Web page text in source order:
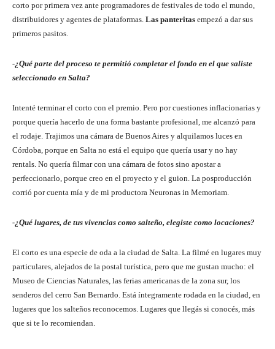
corto por primera vez ante programadores de festivales de todo el mundo,
distribuidores y agentes de plataformas. Las panteritas empezó a dar sus
primeros pasitos.
-¿Qué parte del proceso te permitió completar el fondo en el que saliste
seleccionado en Salta?
Intenté terminar el corto con el premio. Pero por cuestiones inflacionarias y
porque quería hacerlo de una forma bastante profesional, me alcanzó para
el rodaje. Trajimos una cámara de Buenos Aires y alquilamos luces en
Córdoba, porque en Salta no está el equipo que quería usar y no hay
rentals. No quería filmar con una cámara de fotos sino apostar a
perfeccionarlo, porque creo en el proyecto y el guion. La posproducción
corrió por cuenta mía y de mi productora Neuronas in Memoriam.
-¿Qué lugares, de tus vivencias como salteño, elegiste como locaciones?
El corto es una especie de oda a la ciudad de Salta. La filmé en lugares muy
particulares, alejados de la postal turística, pero que me gustan mucho: el
Museo de Ciencias Naturales, las ferias americanas de la zona sur, los
senderos del cerro San Bernardo. Está íntegramente rodada en la ciudad, en
lugares que los salteños reconocemos. Lugares que llegás si conocés, más
que si te lo recomiendan.